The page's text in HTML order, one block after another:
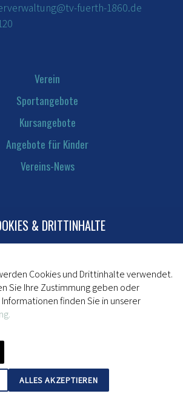
fuerth-1860.de
Verein
Sportangebote
Kursangebote
Angebote für Kinder
Vereins-News
Kontakt
Mitglied werden
Impressum
Datenschutz
& DRITTINHALTE
Cookies und Drittinhalte verwendet.
Sie Ihre Zustimmung geben oder
finden Sie in unserer
ALLES AKZEPTIEREN